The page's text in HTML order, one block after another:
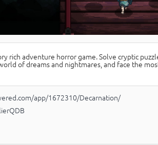
rich adventure horror game. Solve cryptic
of dreams and nightmares, and face the
app/1672310/Decarnation/